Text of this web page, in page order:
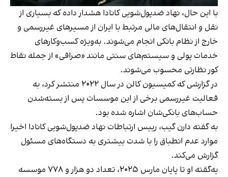
با این حال، نهاد ضدپول‌شویی کانادا هشدار داده که بسیاری از
نقل و انتقال‌های مالی مرتبط با ایران از مسیرهای غیررسمی و
خارج از نظام بانکی انجام می‌شوند. به‌ویژه کسب‌وکارهای
خدمات پولی و سیستم‌های سنتی مانند «صرافی» از جمله نقاط
کور نظارتی محسوب می‌شوند.
در گزارشی که کمیسیون کالن در سال ۲۰۲۲ منتشر کرد، به
فعالیت غیررسمی برخی از این موسسات پس از بسته‌شدن
حساب‌های بانکی‌شان اشاره شده بود.
به گفته دارن گیب، رییس ارتباطات نهاد ضدپول‌شویی کانادا اخیرا
موارد عدم انطباق را با شدت بیشتری به دستگاه‌های مسئول
گزارش می‌کند.
یه‌گقته او تا پایان مارس ۲۰۲۵، تعداد دو هزار و ۷۷۸ موسسه